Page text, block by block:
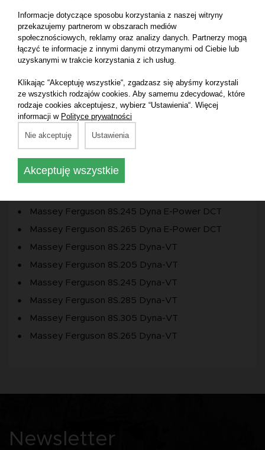
Producent części:
Massey Ferguson
Marka:Massey Ferguson
Pasuje do maszyny:
Massey Ferguson 8S.265 Dyna-7
Massey Ferguson 8S.205 Dyna-7
Massey Ferguson 8S.225 Dyna-7
Massey Ferguson 8S.245 Dyna-7
Massey Ferguson 8S.205 Dyna-E-Power
Massey Ferguson 8S.205 Dyna E-Power DCT
Massey Ferguson 8S.245 Dyna E-Power DCT
Massey Ferguson 8S.265 Dyna E-Power DCT
Massey Ferguson 8S.225 Dyna-VT
Massey Ferguson 8S.205 Dyna-VT
Massey Ferguson 8S.245 Dyna-VT
Massey Ferguson 8S.285 Dyna-VT
Massey Ferguson 8S.305 Dyna-VT
Massey Ferguson 8S.265 Dyna-VT
Newsletter
Informacje dotyczące sposobu korzystania z naszej witryny
przekazujemy partnerom w obszarach mediów
społecznościowych, reklamy oraz analizy danych. Partnerzy mogą
łączyć te informacje z innymi danymi otrzymanymi od Ciebie lub
uzyskanymi w trakcie korzystania z ich usług.
Klikając “Akceptuję wszystkie“, zgadzasz się abyśmy korzystali
ze wszystkich rodzajów cookies. Aby samemu zdecydować, które
rodzaje cookies akceptujesz, wybierz “Ustawienia“. Więcej
informacji w Polityce prywatności
Nie akceptuję Ustawienia
Akceptuję wszystkie